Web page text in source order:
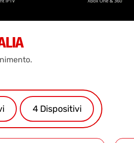
4 Dispositivi